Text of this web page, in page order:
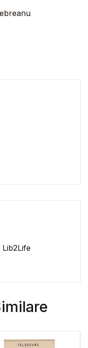
Lib2Life